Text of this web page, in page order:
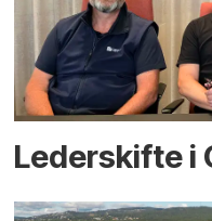
Lederskifte i